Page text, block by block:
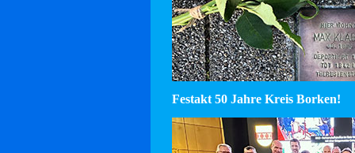
Festakt 50 Jahre Kreis Borken!